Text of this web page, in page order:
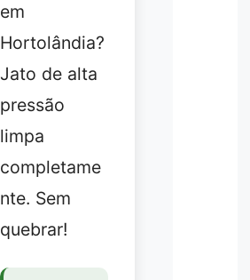
em
Hortolândia?
Jato de alta
pressão
limpa
completame
nte. Sem
quebrar!